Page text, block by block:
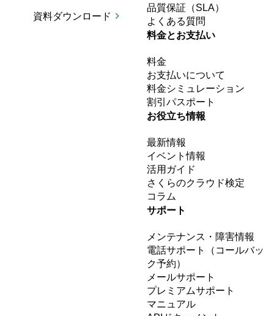
資料ダウンロード
品質保証（SLA）
よくある質問
料金とお支払い
料金
お支払いについて
料金シミュレーション
割引パスポート
お役立ち情報
最新情報
イベント情報
活用ガイド
さくらのクラウド検定
コラム
サポート
メンテナンス・障害情報
電話サポート（コールバッ
ク予約）
メールサポート
プレミアムサポート
マニュアル